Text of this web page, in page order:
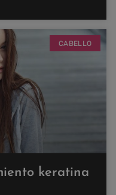
CABELLO
keratina